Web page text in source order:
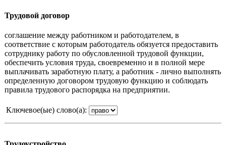
Трудовой договор
соглашение между работником и работодателем, в
соответствие с которым работодатель обязуется предоставить
сотруднику работу по обусловленной трудовой функции,
обеспечить условия труда, своевременно и в полной мере
выплачивать заработную плату, а работник - лично выполнять
определенную договором трудовую функцию и соблюдать
правила трудового распорядка на предприятии.
Ключевое(ые) слово(а):